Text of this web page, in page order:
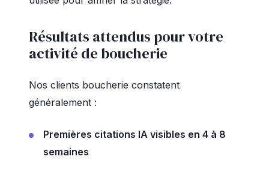
Résultats attendus pour votre
activité de boucherie
Nos clients boucherie constatent
généralement :
Premières citations IA visibles en 4 à 8
semaines